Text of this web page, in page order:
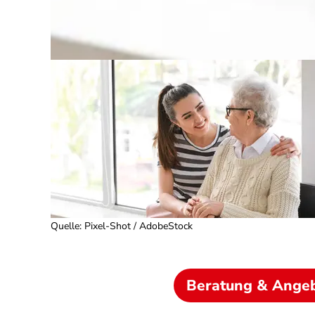
Quelle: Pixel-Shot / AdobeStock
Beratung &